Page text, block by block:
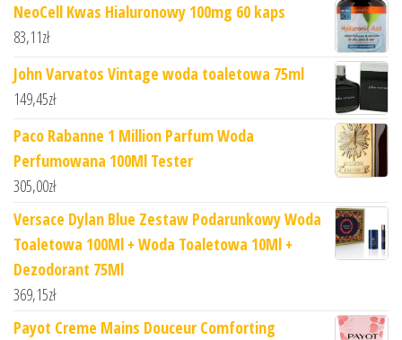
NeoCell Kwas Hialuronowy 100mg 60 kaps
83,11zł
John Varvatos Vintage woda toaletowa 75ml
149,45zł
Paco Rabanne 1 Million Parfum Woda
Perfumowana 100Ml Tester
305,00zł
Versace Dylan Blue Zestaw Podarunkowy Woda
Toaletowa 100Ml + Woda Toaletowa 10Ml +
Dezodorant 75Ml
369,15zł
Payot Creme Mains Douceur Comforting